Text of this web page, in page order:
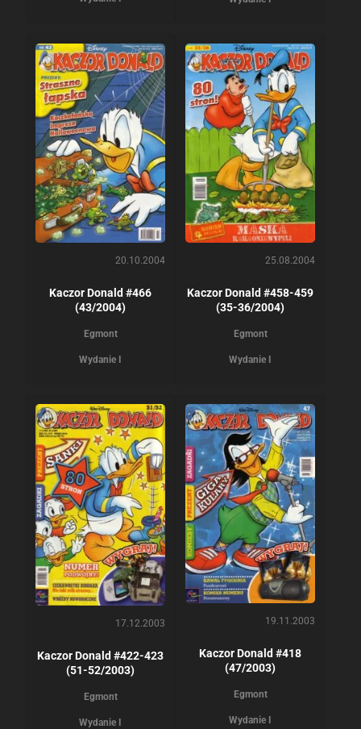
20.10.2004
Kaczor Donald #466
(43/2004)
Egmont
Wydanie I
25.08.2004
Kaczor Donald #458-459
(35-36/2004)
Egmont
Wydanie I
17.12.2003
Kaczor Donald #422-423
(51-52/2003)
Egmont
Wydanie I
19.11.2003
Kaczor Donald #418
(47/2003)
Egmont
Wydanie I